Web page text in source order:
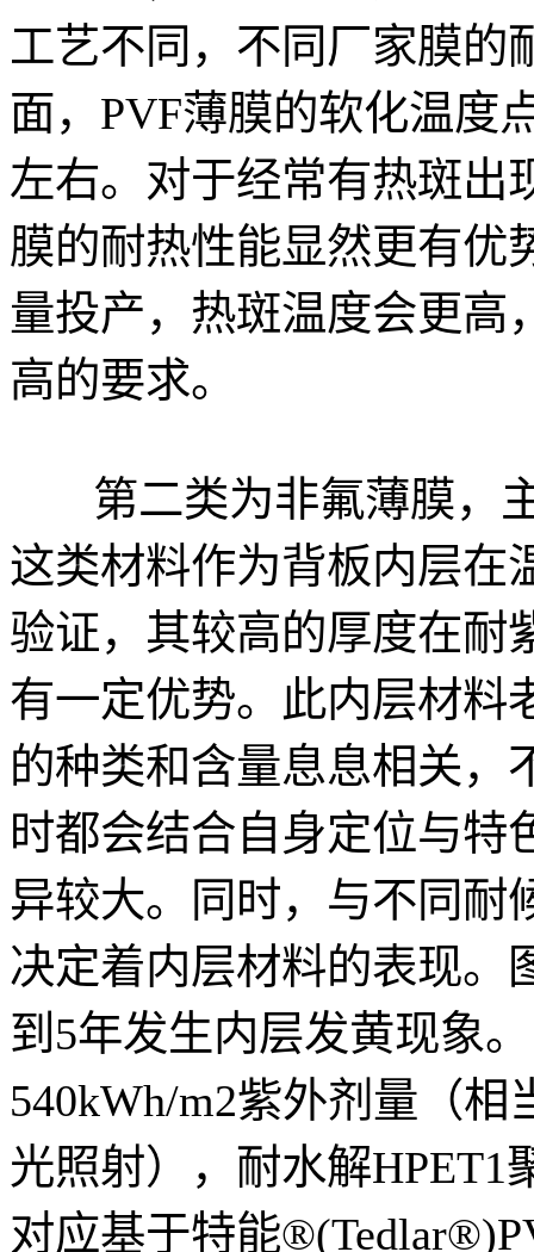
工艺不同，不同厂家膜的
面，PVF薄膜的软化温度
左右。对于经常有热斑出
膜的耐热性能显然更有优
量投产，热斑温度会更高
高的要求。
第二类为非氟薄膜，主
这类材料作为背板内层在
验证，其较高的厚度在耐
有一定优势。此内层材料
的种类和含量息息相关，
时都会结合自身定位与特
异较大。同时，与不同耐
决定着内层材料的表现。
到5年发生内层发黄现象
540kWh/m2紫外剂量（
光照射），耐水解
对应基于特能